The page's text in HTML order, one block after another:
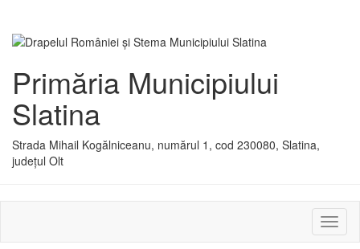
Primăria Municipiului
Slatina
Strada Mihail Kogălniceanu, numărul 1, cod 230080, Slatina,
județul Olt
sau